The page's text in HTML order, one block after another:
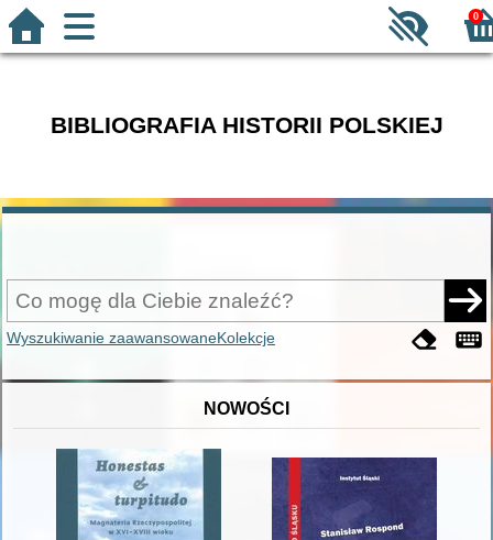
0
BIBLIOGRAFIA HISTORII POLSKIEJ
Wyszukiwanie zaawansowaneKolekcje
NOWOŚCI